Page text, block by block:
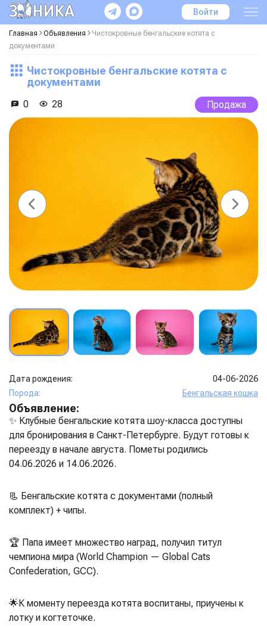
Войти
Главная Объявления
Чистокровные бенгальские котята с
документами
Чистокровные бенгальские котята с
документами
0 28 Продажа
Дата рождения:
04-06-2026
Порода:
Бенгальская кошка
Объявление:
✨ Клубные бенгальские котята шоу-класса доступны
для бронирования в Санкт-Петербурге. Будут готовы к
переезду в начале августа. Пометы родились
04.06.2026 и 14.06.2026.
📃 Бенгальские котята с документами (полный
комплект) + чипы.
🏆 Папа имеет множество наград, получил титул
чемпиона мира (World Champion — Global Cats
Confederation, GCC).
🌟К моменту переезда котята воспитаны, приучены к
лотку и когтеточке.